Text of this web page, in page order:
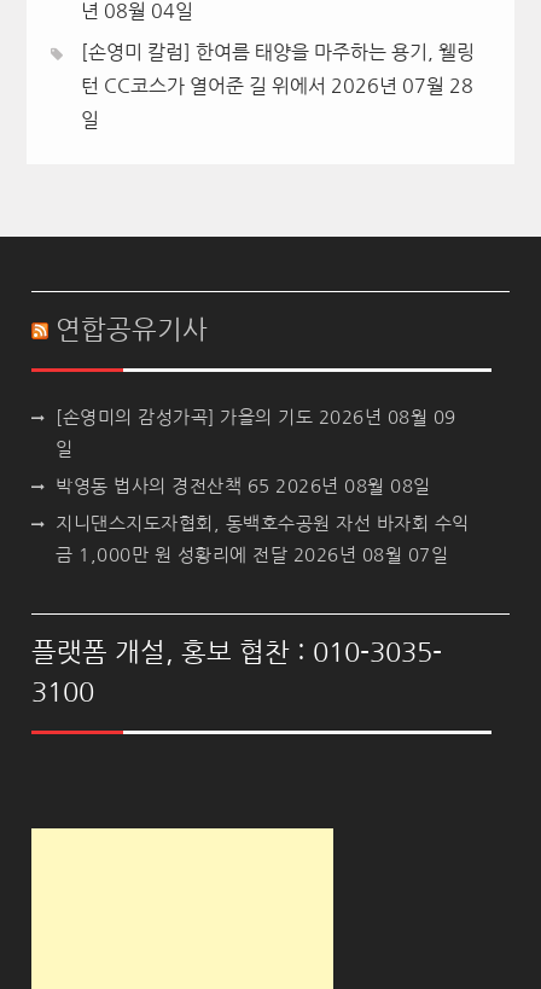
년 08월 04일
[손영미 칼럼] 한여름 태양을 마주하는 용기, 웰링
턴 CC코스가 열어준 길 위에서 2026년 07월 28
일
연합공유기사
[손영미의 감성가곡] 가을의 기도 2026년 08월 09
일
박영동 법사의 경전산책 65 2026년 08월 08일
지니댄스지도자협회, 동백호수공원 자선 바자회 수익
금 1,000만 원 성황리에 전달 2026년 08월 07일
플랫폼 개설, 홍보 협찬 : 010-3035-
3100